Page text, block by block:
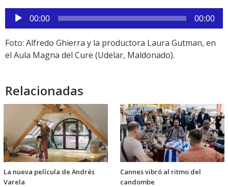
Reproductor
de
audio
00:00 00:00
Foto: Alfredo Ghierra y la productora Laura Gutman, en
el Aula Magna del Cure (Udelar, Maldonado).
Relacionadas
La nueva película de Andrés
Varela
Cannes vibró al ritmo del
candombe